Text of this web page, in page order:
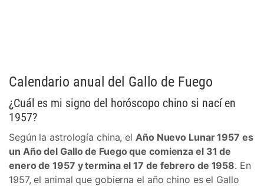
Calendario anual del Gallo de Fuego
¿Cuál es mi signo del horóscopo chino si nací en
1957?
Según la astrología china, el Año Nuevo Lunar 1957 es
un Año del Gallo de Fuego que comienza el 31 de
enero de 1957 y termina el 17 de febrero de 1958. En
1957, el animal que gobierna el año chino es el Gallo